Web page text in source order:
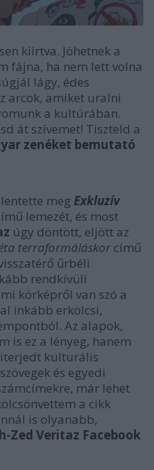
kiirtva. Jöhetnek a
fájna, ha nem lett volna
lágy, édes
arcok, amiket uralni
a kultúrában.
át szívemet! Tiszteld a
zenéket bemutató
meg Exkluzív
lemezét, és most
úgy döntött, eljött az
terraformáláskor című
űrbéli
rendkívüli
körképről van szó a
inkább erkölcsi,
Az alapok,
is ez a lényeg, hanem
kulturális
és egyedi
már lehet
a cikk
is olyanabb,
Zed Veritaz Facebook